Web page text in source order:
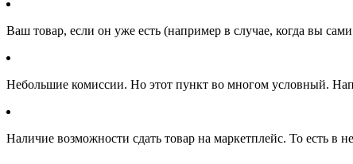
Ваш товар, если он уже есть (например в случае, когда вы
Небольшие комиссии. Но этот пункт во многом условный.
Наличие возможности сдать товар на маркетплейс. То есть в